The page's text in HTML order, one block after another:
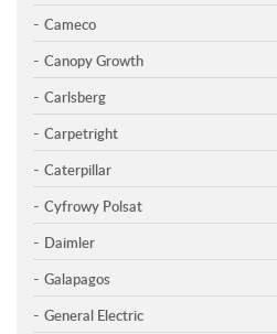
Cameco
Canopy Growth
Carlsberg
Carpetright
Caterpillar
Cyfrowy Polsat
Daimler
Galapagos
General Electric